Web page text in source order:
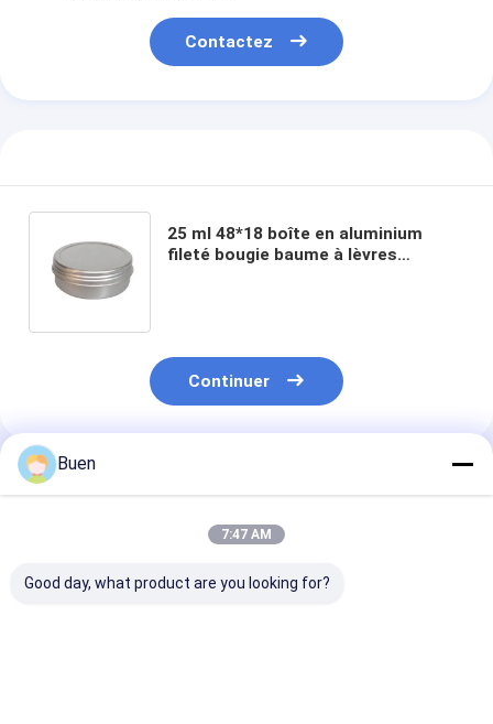
Contactez
25 ml 48*18 boîte en aluminium
fileté bougie baume à lèvres
Continuer
Produits Recommandés
Buen
7:47 AM
Good day, what product are you looking for?